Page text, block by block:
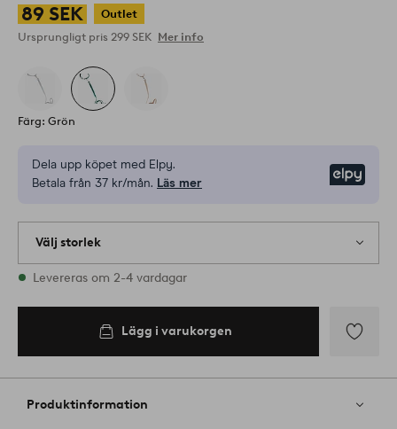
89 SEK
Outlet
Ursprungligt pris 299 SEK Mer info
Färg: Grön
Dela upp köpet med Elpy.
Betala från 37 kr/mån. Läs mer
Välj storlek
1 storlekar finns i lager
Levereras om 2-4 vardagar
Lägg iLägg i varukorgen
till
favoriter
Produktinformation